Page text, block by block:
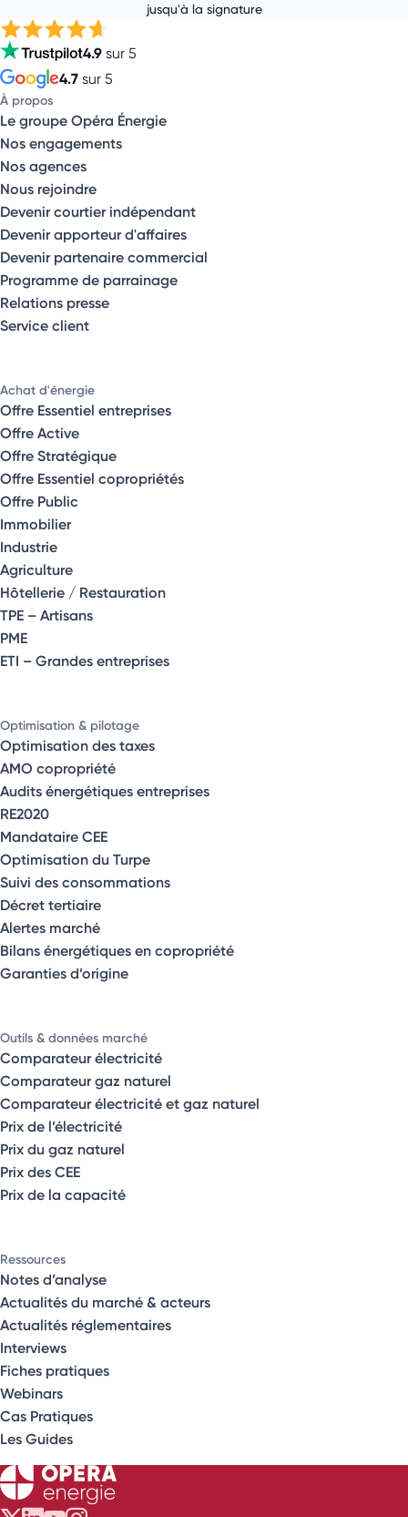
jusqu'à la signature
4.9 sur 5
4.7 sur 5
À propos
Le groupe Opéra Énergie
Nos engagements
Nos agences
Nous rejoindre
Devenir courtier indépendant
Devenir apporteur d'affaires
Devenir partenaire commercial
Programme de parrainage
Relations presse
Service client
Achat d'énergie
Offre Essentiel entreprises
Offre Active
Offre Stratégique
Offre Essentiel copropriétés
Offre Public
Immobilier
Industrie
Agriculture
Hôtellerie / Restauration
TPE – Artisans
PME
ETI – Grandes entreprises
Optimisation & pilotage
Optimisation des taxes
AMO copropriété
Audits énergétiques entreprises
RE2020
Mandataire CEE
Optimisation du Turpe
Suivi des consommations
Décret tertiaire
Alertes marché
Bilans énergétiques en copropriété
Garanties d’origine
Outils & données marché
Comparateur électricité
Comparateur gaz naturel
Comparateur électricité et gaz naturel
Prix de l’électricité
Prix du gaz naturel
Prix des CEE
Prix de la capacité
Ressources
Notes d’analyse
Actualités du marché & acteurs
Actualités réglementaires
Interviews
Fiches pratiques
Webinars
Cas Pratiques
Les Guides